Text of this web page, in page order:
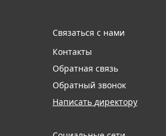
Связаться с нами
Контакты
Обратная связь
Обратный звонок
Написать директору